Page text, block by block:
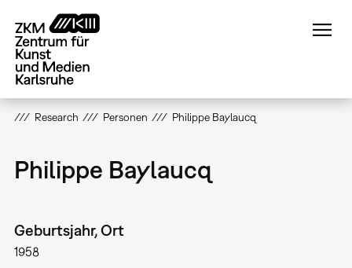
zum
Inhalt
Research Personen Philippe Baylaucq
Philippe Baylaucq
Geburtsjahr, Ort
1958